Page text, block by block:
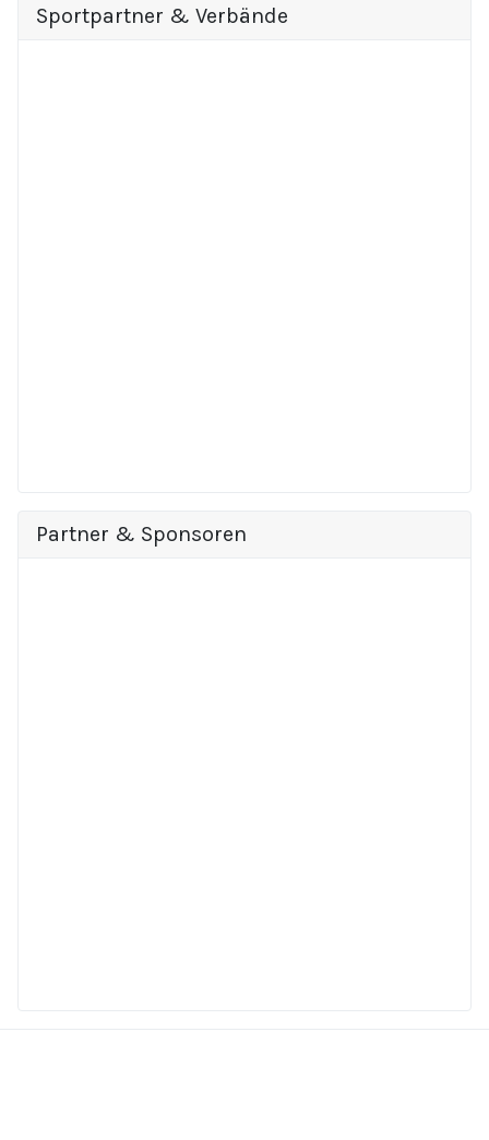
Sportpartner & Verbände
Partner & Sponsoren